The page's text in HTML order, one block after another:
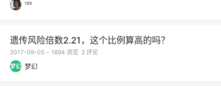
¹²³
遗传风险倍数2.21，这个比例算高的吗？
梦幻 梦幻
2017-09-05 1894 浏览 2 评论